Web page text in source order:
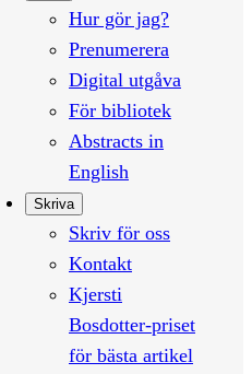
Hur gör jag?
Prenumerera
Digital utgåva
För bibliotek
Abstracts in
English
Skriva
Skriv för oss
Kontakt
Kjersti
Bosdotter-priset
för bästa artikel